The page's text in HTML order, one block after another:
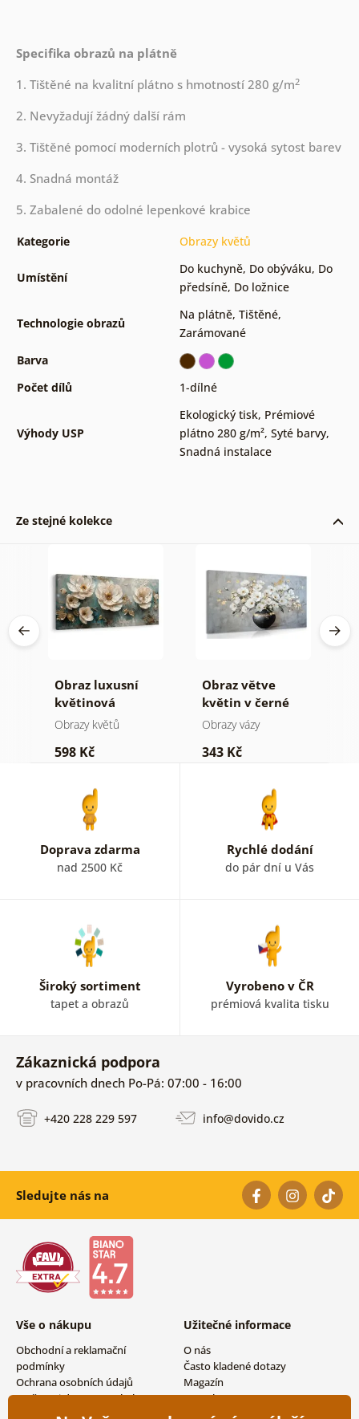
Specifika obrazů na plátně
1. Tištěné na kvalitní plátno s hmotností 280 g/m2
2. Nevyžadují žádný další rám
3. Tištěné pomocí moderních plotrů - vysoká sytost barev
4. Snadná montáž
5. Zabalené do odolné lepenkové krabice
Kategorie Obrazy květů
Umístění
Do kuchyně, Do obýváku, Do
předsíně, Do ložnice
Technologie obrazů
Na plátně, Tištěné,
Zarámované
Barva
Počet dílů
1-dílné
Výhody USP
Ekologický tisk, Prémiové
plátno 280 g/m², Syté barvy,
Snadná instalace
Ze stejné kolekce
Obraz luxusní
květinová
harmonie
Obrazy květů
598 Kč
Obraz větve
květin v černé
váze
Obrazy vázy
343 Kč
Doprava zdarma
nad 2500 Kč
Rychlé dodání
do pár dní u Vás
Široký sortiment
tapet a obrazů
Vyrobeno v ČR
prémiová kvalita tisku
Zákaznická podpora
v pracovních dnech Po-Pá: 07:00 - 16:00
+420 228 229 597 info@dovido.cz
Sledujte nás na
Vše o nákupu
Obchodní a reklamační
podmínky
Ochrana osobních údajů
Možnosti dopravy a platby
Vrácení zboží
Užitečné informace
O nás
Často kladené dotazy
Magazín
Kontakty
Velkoobchodní spolupráce